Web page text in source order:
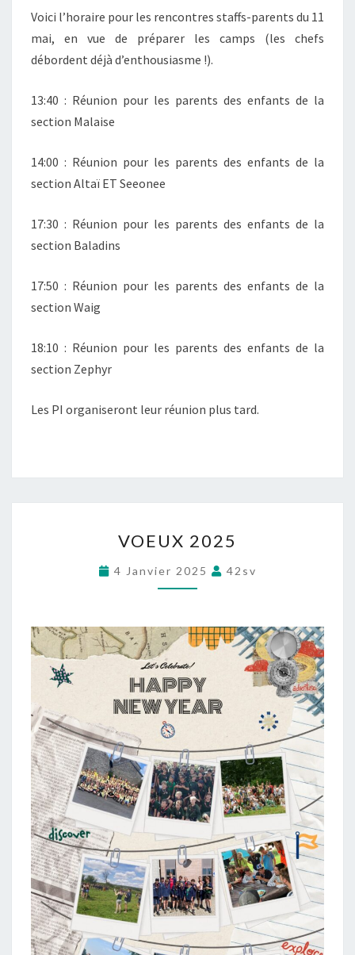
E
P
R
S
1
I
2
Voici l’horaire pour les rencontres staffs-parents du 11
mai, en vue de préparer les camps (les chefs
débordent déjà d’enthousiasme !).
13:40 : Réunion pour les parents des enfants de la
section Malaise
14:00 : Réunion pour les parents des enfants de la
section Altaï ET Seeonee
17:30 : Réunion pour les parents des enfants de la
section Baladins
17:50 : Réunion pour les parents des enfants de la
section Waig
18:10 : Réunion pour les parents des enfants de la
section Zephyr
Les PI organiseront leur réunion plus tard.
O
U
X
0
5
VOEUX 2025
4 Janvier 2025 42sv